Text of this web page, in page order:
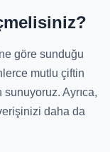
göre sunduğu
mutlu çiftin
Ayrıca,
daha da